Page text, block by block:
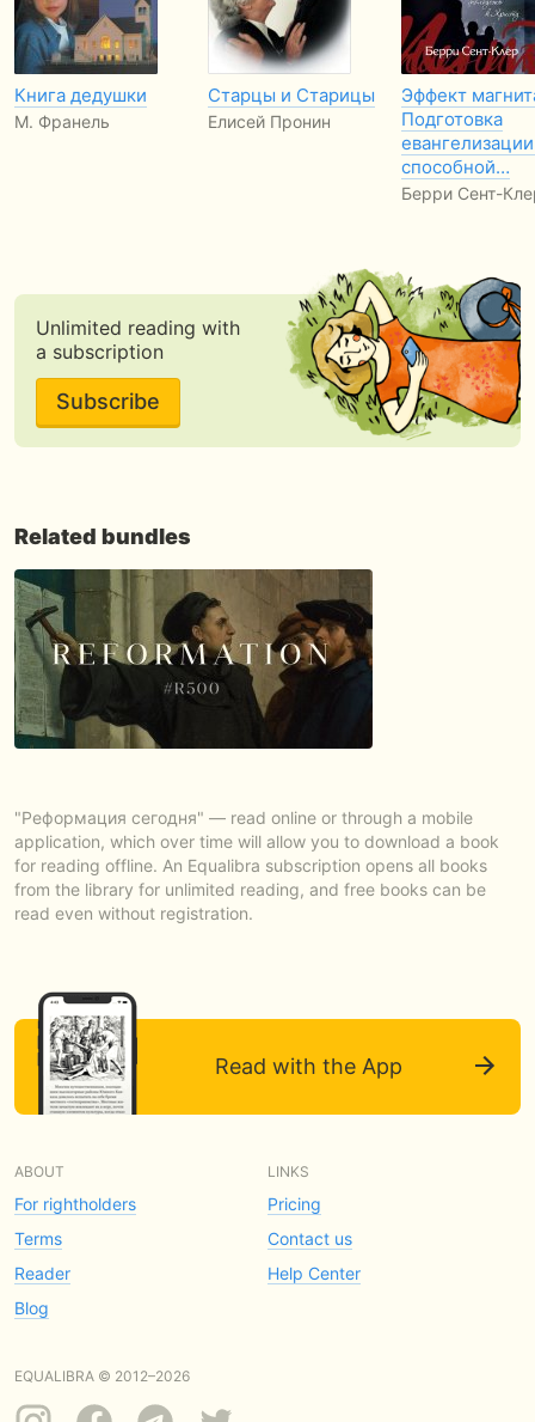
Книга дедушки
М. Франель
Старцы и Старицы
Елисей Пронин
Эффект
Подготовка
способной…
Берри Сент-
Unlimited reading with
a subscription
Subscribe
Related bundles
"Реформация сегодня" — read online or through a mobile
application, which over time will allow you to download a book
for reading offline. An Equalibra subscription opens all books
from the library for unlimited reading, and free books can be
read even without registration.
Read with the App
ABOUT
For rightholders
Terms
Reader
Blog
LINKS
Pricing
Contact us
Help Center
EQUALIBRA © 2012–2026